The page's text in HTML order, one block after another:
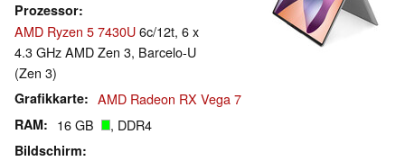
Prozessor
AMD Ryzen 5 7430U6c/12t, 6 x
4.3 GHz AMD Zen 3, Barcelo-U
(Zen 3)
Grafikkarte AMD Radeon RX Vega 7
RAM 16 GB , DDR4
Bildschirm